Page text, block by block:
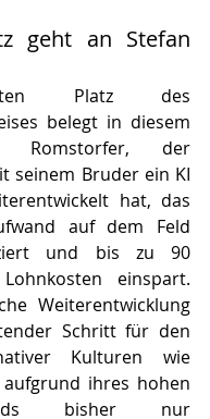
geht an Stefan
Platz des
belegt in diesem
Romstorfer, der
seinem Bruder ein KI
hat, das
auf dem Feld
und bis zu 90
einspart.
Weiterentwicklung
Schritt für den
Kulturen wie
ihres hohen
bisher nur